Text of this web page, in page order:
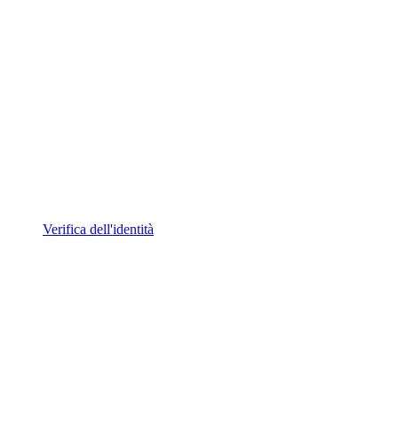
Verifica dell'identità